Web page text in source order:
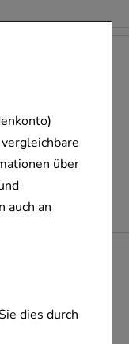
über
auch an
dies durch